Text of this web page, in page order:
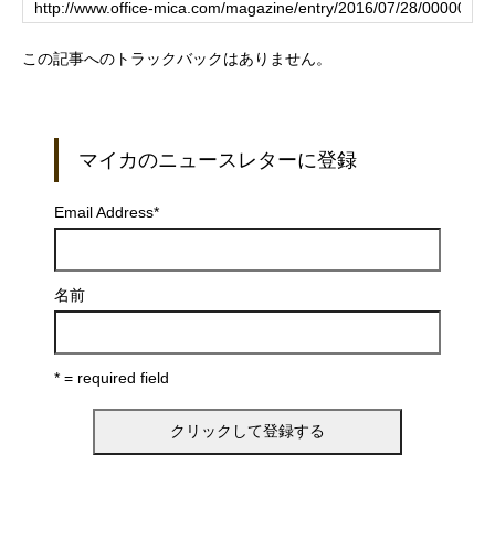
この記事へのトラックバックはありません。
マイカのニュースレターに登録
Email Address*
名前
* = required field